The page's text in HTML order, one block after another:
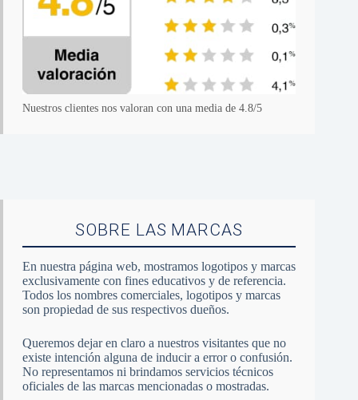
Nuestros clientes nos valoran con una media de 4.8/5
SOBRE LAS MARCAS
En nuestra página web, mostramos logotipos y marcas
exclusivamente con fines educativos y de referencia.
Todos los nombres comerciales, logotipos y marcas
son propiedad de sus respectivos dueños.
Queremos dejar en claro a nuestros visitantes que no
existe intención alguna de inducir a error o confusión.
No representamos ni brindamos servicios técnicos
oficiales de las marcas mencionadas o mostradas.